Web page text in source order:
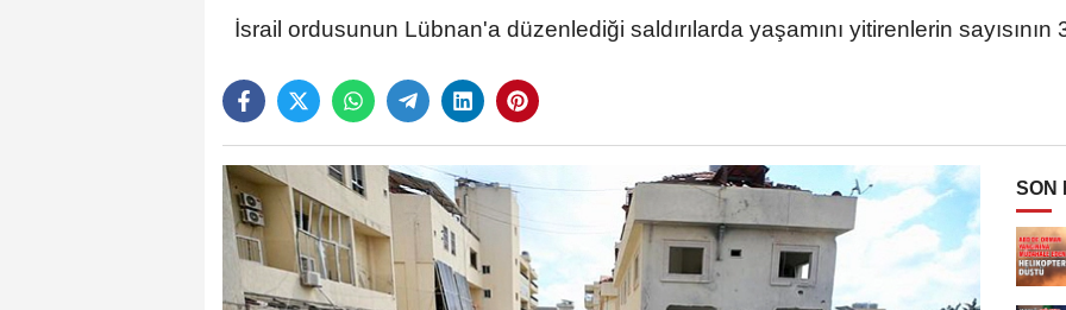
İsrail ordusunun Lübnan'a düzenlediği saldırılarda yaşamını yitirenlerin
SON